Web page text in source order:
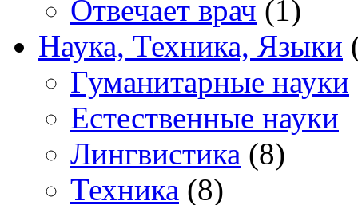
Отвечает врач (1)
Наука, Техника, Языки
Гуманитарные науки
Естественные науки
Лингвистика (8)
Техника (8)